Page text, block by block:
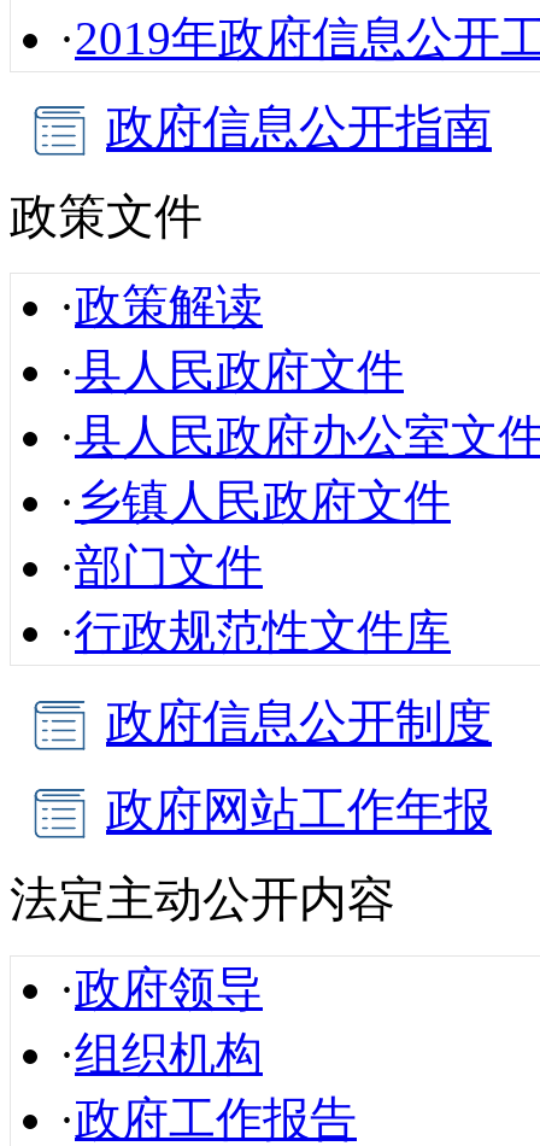
·2019年政府信息公开
政府信息公开指南
政策文件
·政策解读
·县人民政府文件
·县人民政府办公室文
· 乡镇人民政府文件
·部门文件
·行政规范性文件库
政府信息公开制度
政府网站工作年报
法定主动公开内容
·政府领导
·组织机构
·政府工作报告